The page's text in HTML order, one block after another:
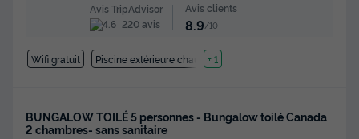
Avis TripAdvisor
220 avis
Avis clients
8.9/10
Wifi gratuit Piscine extérieure chauffée
+ 1
BUNGALOW TOILÉ 5 personnes - Bungalow toilé Canada
2 chambres- sans sanitaire